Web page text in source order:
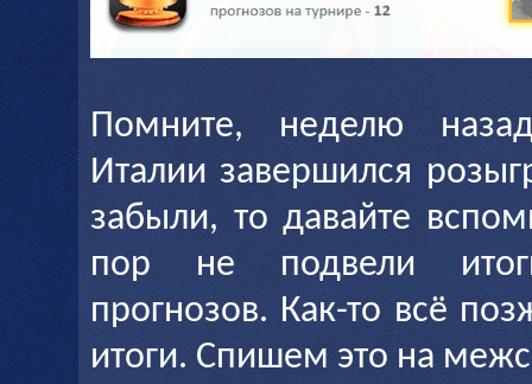
Помните, неделю
Италии завершился
забыли, то давайте
пор не подвели
прогнозов. Как-то всё
итоги. Спишем это на